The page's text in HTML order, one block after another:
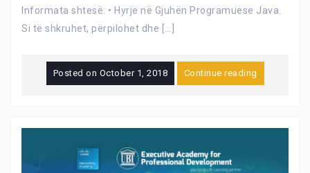
Informata shtesë: • Hyrje në Gjuhën Programuese Java.
Si të shkruhet, përpilohet dhe […]
Posted on October 1, 2018 Continue reading